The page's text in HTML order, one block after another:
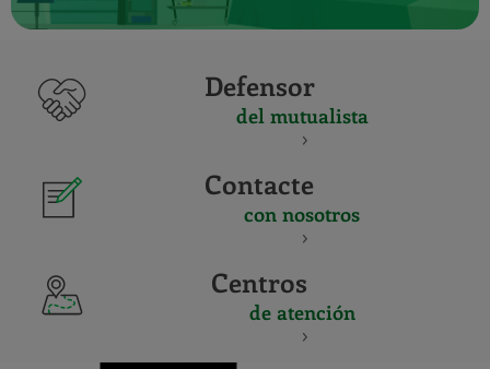
Defensor
del mutualista
Contacte
con nosotros
Centros
de atención